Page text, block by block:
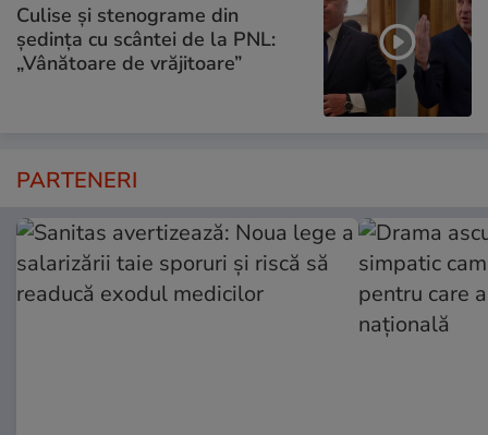
Culise și stenograme din
ședința cu scântei de la PNL:
„Vânătoare de vrăjitoare”
PARTENERI